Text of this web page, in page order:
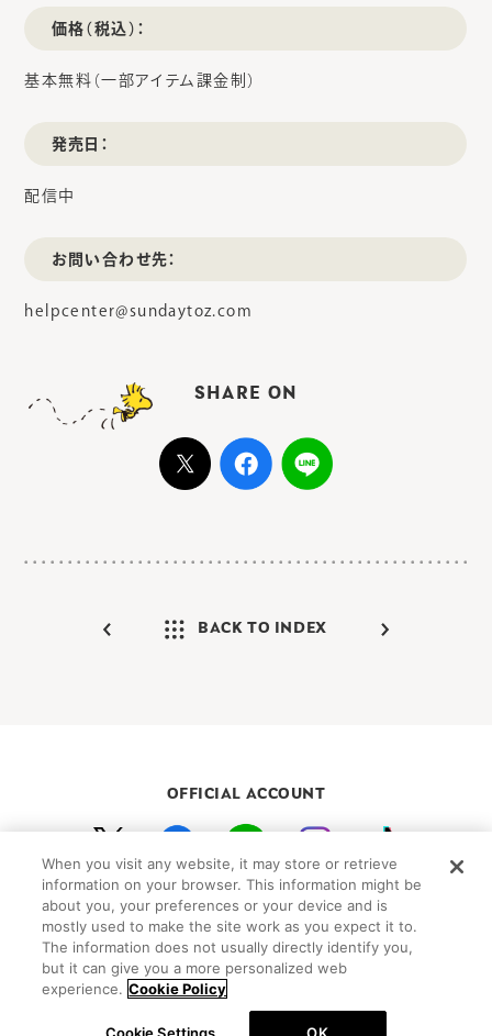
価格（税込）：
基本無料（一部アイテム課金制）
発売日：
配信中
お問い合わせ先：
helpcenter@sundaytoz.com
SHARE ON
BACK TO INDEX
OFFICIAL ACCOUNT
初めての方向けガイド FAQ お問い合わせ
プライバシーポリシー サイトマップ
Cookie Settings
©Peanuts Worldwide LLC
When you visit any website, it may store or retrieve
information on your browser. This information might be
about you, your preferences or your device and is
mostly used to make the site work as you expect it to.
The information does not usually directly identify you,
but it can give you a more personalized web
experience. Cookie Policy